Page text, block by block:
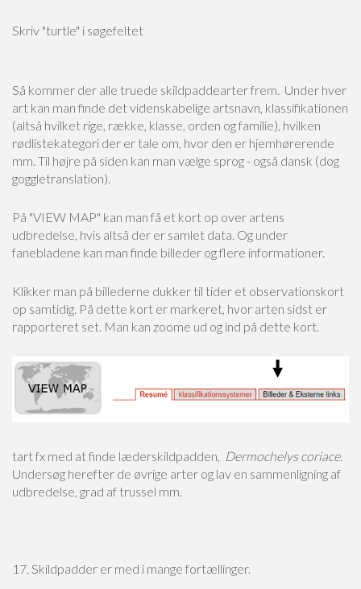
Skriv "turtle" i søgefeltet
Så kommer der alle truede skildpaddearter frem. Under hver
art kan man finde det videnskabelige artsnavn, klassifikationen
(altså hvilket rige, række, klasse, orden og familie), hvilken
rødlistekategori der er tale om, hvor den er hjemhørerende
mm. Til højre på siden kan man vælge sprog - også dansk (dog
goggletranslation).
På "VIEW MAP" kan man få et kort op over artens
udbredelse, hvis altså der er samlet data. Og under
fanebladene kan man finde billeder og flere informationer.
Klikker man på billederne dukker til tider et observationskort
op samtidig. På dette kort er markeret, hvor arten sidst er
rapporteret set. Man kan zoome ud og ind på dette kort.
tart fx med at finde læderskildpadden, Dermochelys coriace.
Undersøg herefter de øvrige arter og lav en sammenligning af
udbredelse, grad af trussel mm.
17. Skildpadder er med i mange fortællinger.